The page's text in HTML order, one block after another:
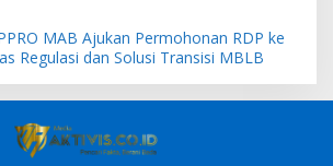
MAB Ajukan Permohonan RDP ke
Regulasi dan Solusi Transisi MBLB